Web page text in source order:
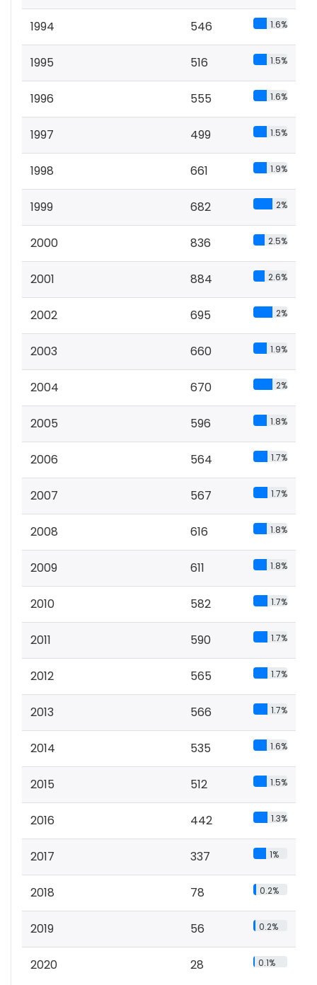
1994 546 1.6%
1995 516 1.5%
1996 555 1.6%
1997 499 1.5%
1998 661 1.9%
1999 682 2%
2000 836 2.5%
2001 884 2.6%
2002 695 2%
2003 660 1.9%
2004 670 2%
2005 596 1.8%
2006 564 1.7%
2007 567 1.7%
2008 616 1.8%
2009 611 1.8%
2010 582 1.7%
2011 590 1.7%
2012 565 1.7%
2013 566 1.7%
2014 535 1.6%
2015 512 1.5%
2016 442 1.3%
2017 337 1%
2018 78 0.2%
2019 56 0.2%
2020 28 0.1%